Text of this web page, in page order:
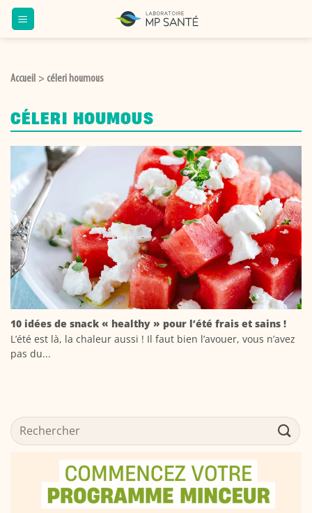
Passer
au
Accueil > céleri houmous
CÉLERI HOUMOUS
10 idées de snack « healthy » pour l’été frais et sains !
L’été est là, la chaleur aussi ! Il faut bien l’avouer, vous n’avez
pas du...